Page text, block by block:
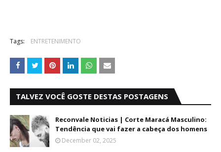
Tags: ENTRETENIMENTO
TALVEZ VOCÊ GOSTE DESTAS POSTAGENS
Reconvale Noticias | Corte Maracá Masculino:
Tendência que vai fazer a cabeça dos homens
December 02, 2025